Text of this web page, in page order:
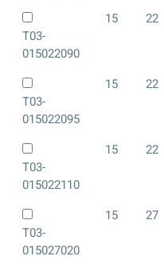
T03-
015022090
15 22
T03-
015022095
15 22
T03-
015022110
15 22
T03-
015027020
15 27